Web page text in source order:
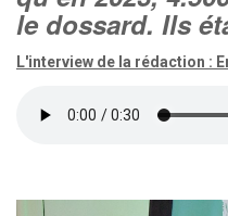
le dossard. Ils
L'interview de la rédaction :